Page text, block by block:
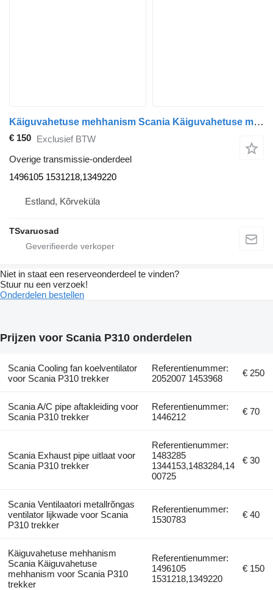
Käiguvahetuse mehhanism Scania Käiguvahetuse mehhanism 1496105 voor Scania P310 trekker
€ 150 Exclusief BTW
Overige transmissie-onderdeel
1496105 1531218,1349220
Estland, Kõrveküla
TSvaruosad
Niet in staat een reserveonderdeel te vinden?
Stuur nu een verzoek!
Onderdelen bestellen
Prijzen voor Scania P310 onderdelen
Scania Cooling fan koelventilator
voor Scania P310 trekker
Referentienummer:
2052007 1453968
€ 250
Scania A/C pipe aftakleiding voor
Scania P310 trekker
Referentienummer:
1446212
€ 70
Scania Exhaust pipe uitlaat voor
Scania P310 trekker
Referentienummer:
1483285
1344153,1483284,14
00725
€ 30
Scania Ventilaatori metallrõngas
ventilator lijkwade voor Scania
P310 trekker
Referentienummer:
1530783
€ 40
Käiguvahetuse mehhanism
Scania Käiguvahetuse
mehhanism voor Scania P310
trekker
Referentienummer:
1496105
1531218,1349220
€ 150